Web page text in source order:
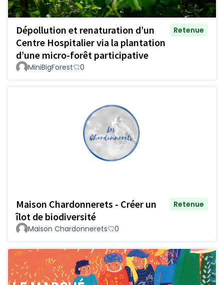
Dépollution et renaturation d’un
Centre Hospitalier via la plantation
d’une micro-forêt participative
Retenue
MiniBigForest 0
Maison Chardonnerets - Créer un
îlot de biodiversité
Retenue
Maison Chardonnerets 0